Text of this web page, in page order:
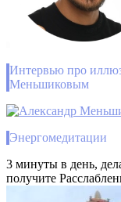
Интервью про
Меньшиковым
Энергомедитации
3 минуты в день,
получите